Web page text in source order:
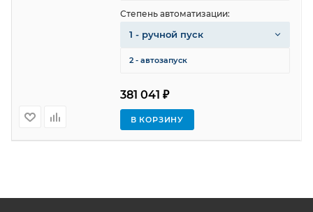
381 041 ₽
В КОРЗИНУ
Степень автоматизации:
1 - ручной пуск
2 - автозапуск